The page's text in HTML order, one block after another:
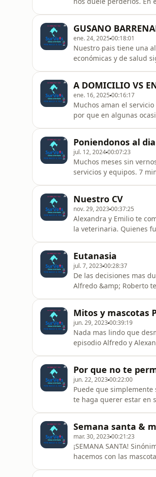
la eutanasia.
GUSANO
ene. 24, 2025 00:18:01
Nuestro pais tiene una
económicas y de salud
A DOMICILIO VS
ene. 16, 2025 00:16:17
Muchos aman el
por que en algunas
Poniendonos al
jul. 12, 202400:07:23
Muchos meses sin
servicios y equipos. 7
Nuestro CV
nov. 29, 202300:37:25
Alexandra y Emilio te
la veterinaria. Quienes
Eutanasia
jul. 7, 202300:28:37
De las decisiones mas
Alfredo &amp; Roberto
Mitos y mascotas
jun. 29, 202300:39:19
Nada mas lindo que
episodio Alfredo y
Por que no te
jun. 22, 202300:22:00
Puede que
te haga querer estar en
curioso episodio y
Semana santa &
mar. 30, 202300:21:23
¡SEMANA SANTA!
hacemos con las